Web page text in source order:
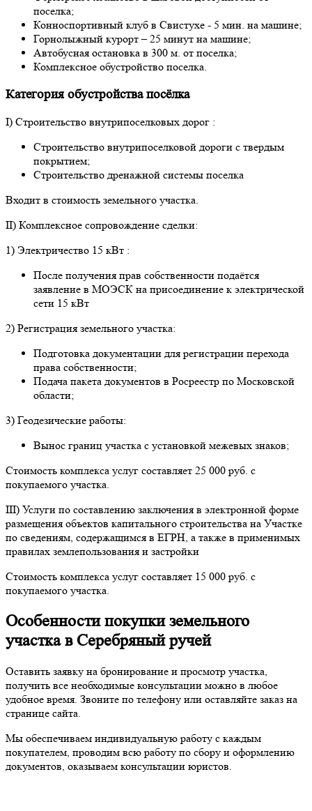
поселка;
Конноспортивный клуб в Свистухе - 5 мин. на машине;
Горнолыжный курорт – 25 минут на машине;
Автобусная остановка в 300 м. от поселка;
Комплексное обустройство поселка.
Категория обустройства посёлка
I) Строительство внутрипоселковых дорог :
Cтроительство внутрипоселковой дороги с твердым
покрытием;
Строительство дренажной системы поселка
Входит в стоимость земельного участка.
II) Комплексное сопровождение сделки:
1) Электричество 15 кВт :
После получения прав собственности подаётся
заявление в МОЭСК на присоединение к электрической
сети 15 кВт
2) Регистрация земельного участка:
Подготовка документации для регистрации перехода
права собственности;
Подача пакета документов в Росреестр по Московской
области;
3) Геодезические работы:
Вынос границ участка с установкой межевых знаков;
Стоимость комплекса услуг составляет 25 000 руб. с
покупаемого участка.
III) Услуги по составлению заключения в электронной форме
размещения объектов капитального строительства на Участке
по сведениям, содержащимся в ЕГРН, а также в применимых
правилах землепользования и застройки
Стоимость комплекса услуг составляет 15 000 руб. с
покупаемого участка.
Особенности покупки земельного
участка в Серебряный ручей
Оставить заявку на бронирование и просмотр участка,
получить все необходимые консультации можно в любое
удобное время. Звоните по телефону или оставляйте заказ на
странице сайта.
Мы обеспечиваем индивидуальную работу с каждым
покупателем, проводим всю работу по сбору и оформлению
документов, оказываем консультации юристов.